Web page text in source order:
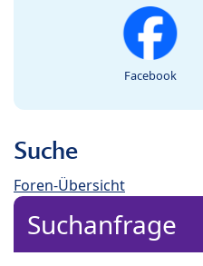
Facebook
Suche
Foren-Übersicht
Suchanfrage